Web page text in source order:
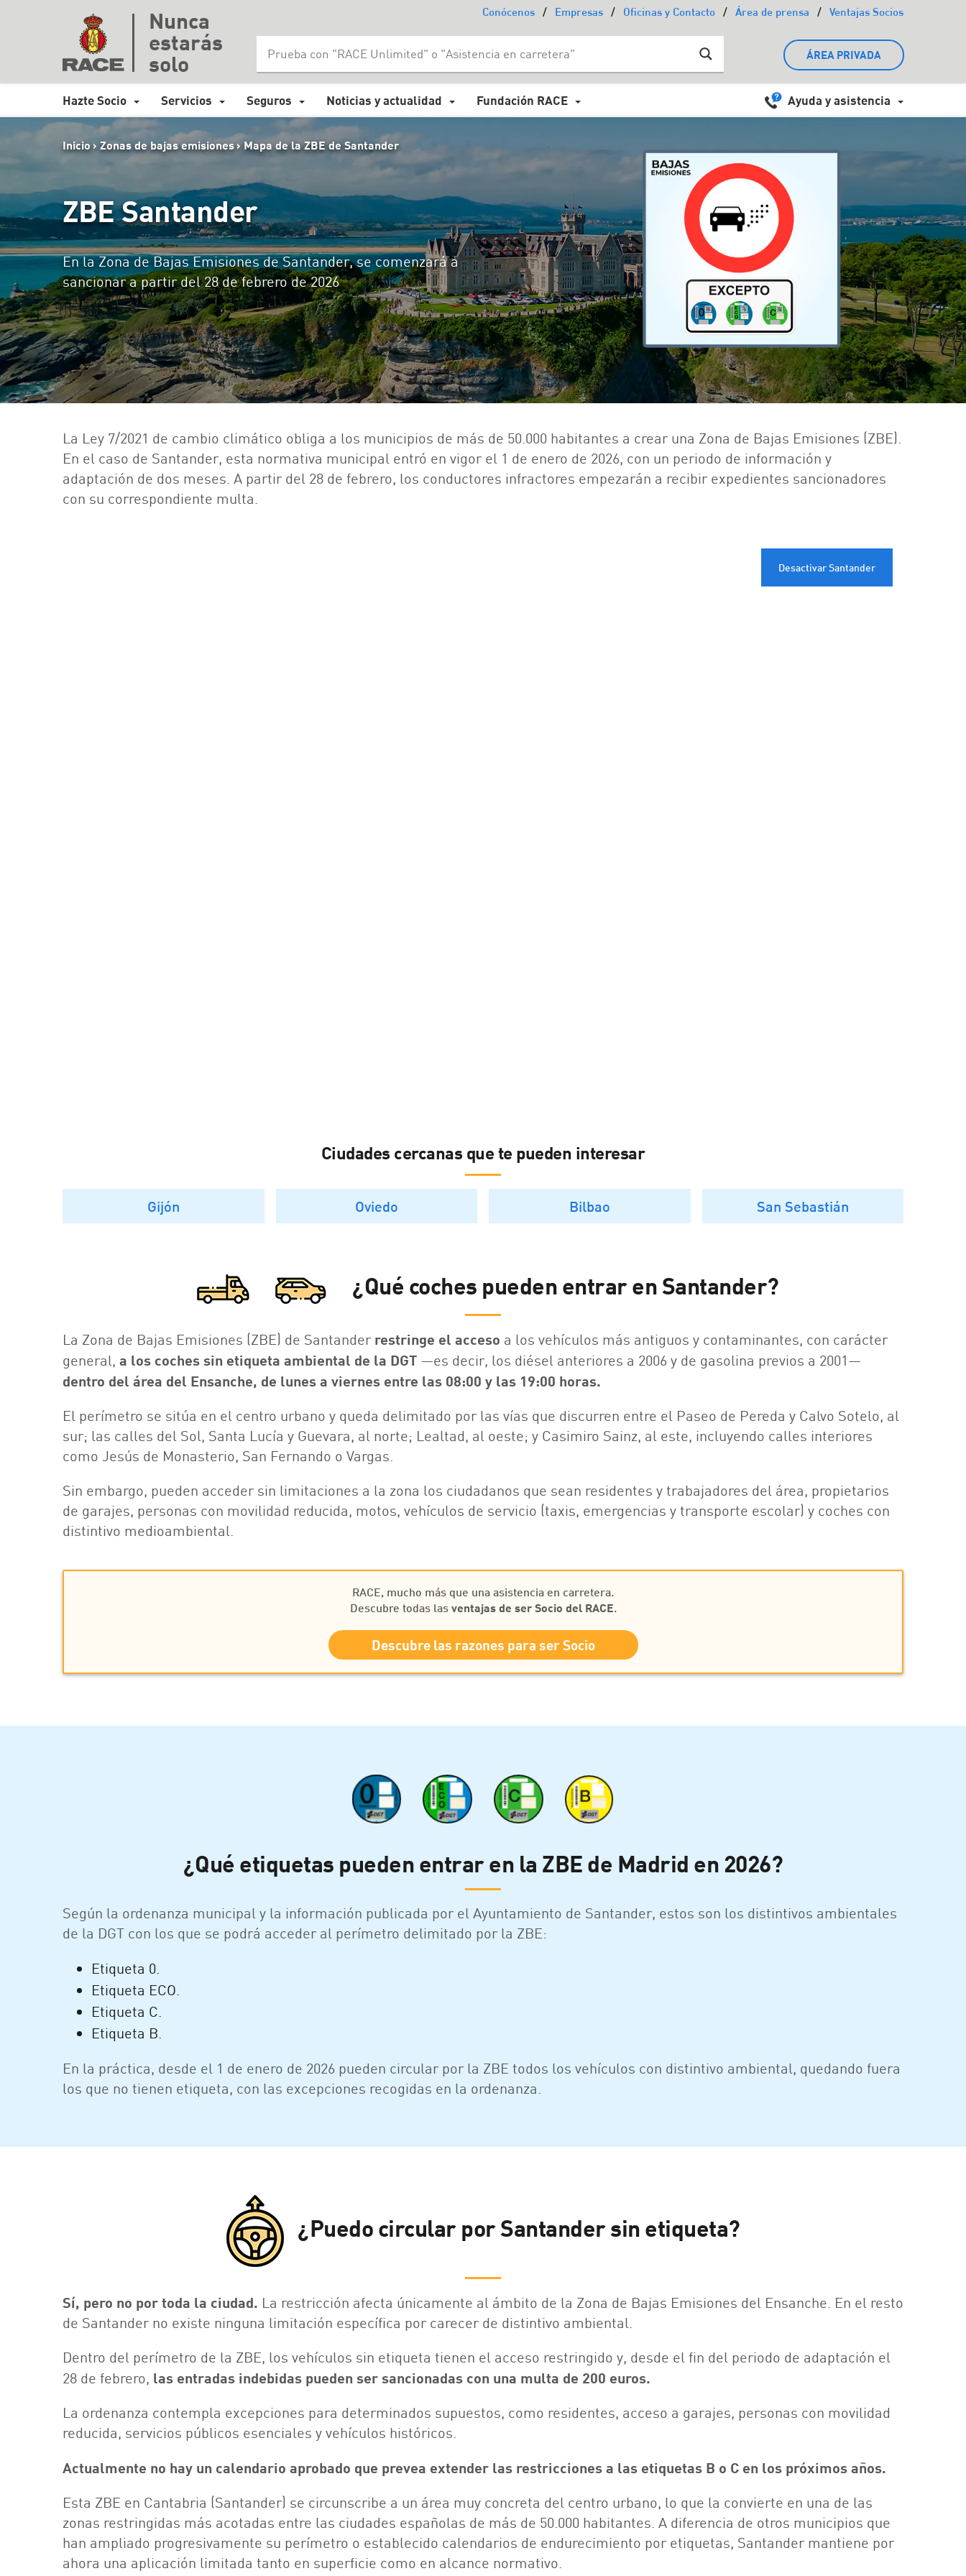
Conócenos / Empresas / Oficinas y Contacto / Área de prensa / Ventajas Socios
Nunca
estarás
solo
ÁREA PRIVADA
Hazte Socio Servicios Seguros Noticias y actualidad Fundación RACE Ayuda y asistencia
Inicio > Zonas de bajas emisiones>Mapa de la ZBE de Santander
ZBE Santander
En la Zona de Bajas Emisiones de Santander, se comenzará a
sancionar a partir del 28 de febrero de 2026
La Ley 7/2021 de cambio climático obliga a los municipios de más de 50.000 habitantes a crear una Zona de Bajas Emisiones (ZBE).
En el caso de Santander, esta normativa municipal entró en vigor el 1 de enero de 2026, con un periodo de información y
adaptación de dos meses. A partir del 28 de febrero, los conductores infractores empezarán a recibir expedientes sancionadores
con su correspondiente multa.
Desactivar Santander
Ciudades cercanas que te pueden interesar
Gijón Oviedo Bilbao San Sebastián
¿Qué coches pueden entrar en Santander?
La Zona de Bajas Emisiones (ZBE) de Santander restringe el acceso a los vehículos más antiguos y contaminantes, con carácter
general, a los coches sin etiqueta ambiental de la DGT —es decir, los diésel anteriores a 2006 y de gasolina previos a 2001—
dentro del área del Ensanche, de lunes a viernes entre las 08:00 y las 19:00 horas.
El perímetro se sitúa en el centro urbano y queda delimitado por las vías que discurren entre el Paseo de Pereda y Calvo Sotelo, al
sur; las calles del Sol, Santa Lucía y Guevara, al norte; Lealtad, al oeste; y Casimiro Sainz, al este, incluyendo calles interiores
como Jesús de Monasterio, San Fernando o Vargas.
Sin embargo, pueden acceder sin limitaciones a la zona los ciudadanos que sean residentes y trabajadores del área, propietarios
de garajes, personas con movilidad reducida, motos, vehículos de servicio (taxis, emergencias y transporte escolar) y coches con
distintivo medioambiental.
RACE, mucho más que una asistencia en carretera.
Descubre todas las ventajas de ser Socio del RACE.
Descubre las razones para ser Socio
¿Qué etiquetas pueden entrar en la ZBE de Madrid en 2026?
Según la ordenanza municipal y la información publicada por el Ayuntamiento de Santander, estos son los distintivos ambientales
de la DGT con los que se podrá acceder al perímetro delimitado por la ZBE:
Etiqueta 0.
Etiqueta ECO.
Etiqueta C.
Etiqueta B.
En la práctica, desde el 1 de enero de 2026 pueden circular por la ZBE todos los vehículos con distintivo ambiental, quedando fuera
los que no tienen etiqueta, con las excepciones recogidas en la ordenanza.
¿Puedo circular por Santandersin etiqueta?
Sí, pero no por toda la ciudad. La restricción afecta únicamente al ámbito de la Zona de Bajas Emisiones del Ensanche. En el resto
de Santander no existe ninguna limitación específica por carecer de distintivo ambiental.
Dentro del perímetro de la ZBE, los vehículos sin etiqueta tienen el acceso restringido y, desde el fin del periodo de adaptación el
28 de febrero, las entradas indebidas pueden ser sancionadas con una multa de 200 euros.
La ordenanza contempla excepciones para determinados supuestos, como residentes, acceso a garajes, personas con movilidad
reducida, servicios públicos esenciales y vehículos históricos.
Actualmente no hay un calendario aprobado que prevea extender las restricciones a las etiquetas B o C en los próximos años.
Esta ZBE en Cantabria (Santander) se circunscribe a un área muy concreta del centro urbano, lo que la convierte en una de las
zonas restringidas más acotadas entre las ciudades españolas de más de 50.000 habitantes. A diferencia de otros municipios que
han ampliado progresivamente su perímetro o establecido calendarios de endurecimiento por etiquetas, Santander mantiene por
ahora una aplicación limitada tanto en superficie como en alcance normativo.